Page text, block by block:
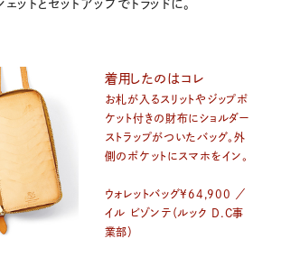
ットとセットアップでトラッドに。
着用したのはコレ
お札が入るスリットやジップポ
ケット付きの財布にショルダー
ストラップがついたバッグ。外
側のポケットにスマホをイン。
ウォレットバッグ¥64,900 ／
イル ビゾンテ（ルック D.C事
業部）